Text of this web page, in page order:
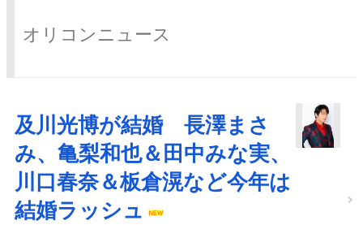
オリコンニュース
及川光博が結婚 長澤まさ
み、亀梨和也＆田中みな実、
川口春奈＆板倉滉など今年は
結婚ラッシュ